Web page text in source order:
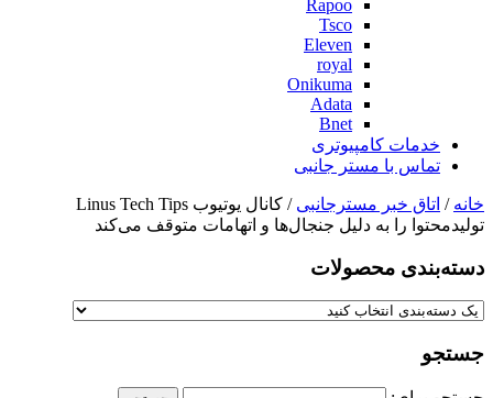
Rapoo
Tsco
Eleven
royal
Onikuma
Adata
Bnet
خدمات کامپیوتری
تماس با مستر جانبی
خانه / اتاق خبر مسترجانبی
/ کانال یوتیوب Linus Tech Tips
تولیدمحتوا را به دلیل جنجال‌ها و اتهامات متوقف می‌کند
دسته‌بندی‌ محصولات
جستجو